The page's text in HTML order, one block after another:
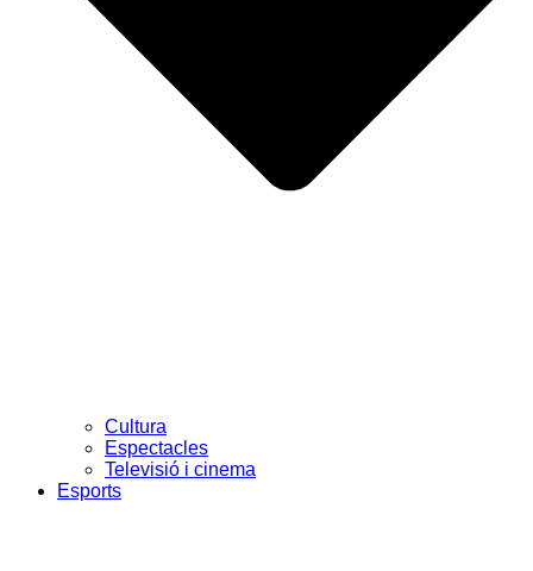
Cultura
Espectacles
Televisió i cinema
Esports